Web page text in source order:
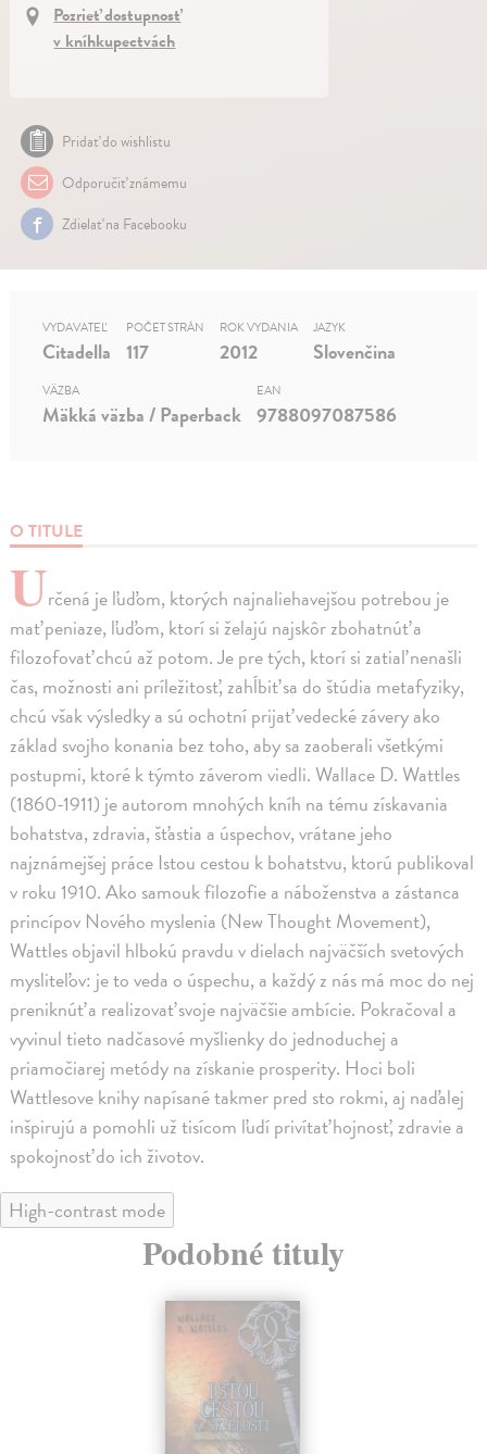
Pozrieť dostupnosť
v kníhkupectvách
Pridať do wishlistu
Odporučiť známemu
Zdielať na Facebooku
O TITULE
Určená je ľuďom, ktorých najnaliehavejšou potrebou je
mať peniaze, ľuďom, ktorí si želajú najskôr zbohatnúť a
filozofovať chcú až potom. Je pre tých, ktorí si zatiaľ nenašli
čas, možnosti ani príležitosť, zahĺbiť sa do štúdia metafyziky,
chcú však výsledky a sú ochotní prijať vedecké závery ako
základ svojho konania bez toho, aby sa zaoberali všetkými
postupmi, ktoré k týmto záverom viedli. Wallace D. Wattles
(1860-1911) je autorom mnohých kníh na tému získavania
bohatstva, zdravia, šťastia a úspechov, vrátane jeho
najznámejšej práce Istou cestou k bohatstvu, ktorú publikoval
v roku 1910. Ako samouk filozofie a náboženstva a zástanca
princípov Nového myslenia (New Thought Movement),
Wattles objavil hlbokú pravdu v dielach najväčších svetových
mysliteľov: je to veda o úspechu, a každý z nás má moc do nej
preniknúť a realizovať svoje najväčšie ambície. Pokračoval a
vyvinul tieto nadčasové myšlienky do jednoduchej a
priamočiarej metódy na získanie prosperity. Hoci boli
Wattlesove knihy napísané takmer pred sto rokmi, aj naďalej
inšpirujú a pomohli už tisícom ľudí privítať hojnosť, zdravie a
spokojnosť do ich životov.
VYDAVATEĽ
Citadella
POČET STRÁN
117
ROK VYDANIA
2012
JAZYK
Slovenčina
VÄZBA
Mäkká väzba / Paperback
EAN
9788097087586
High-contrast mode
Podobné tituly